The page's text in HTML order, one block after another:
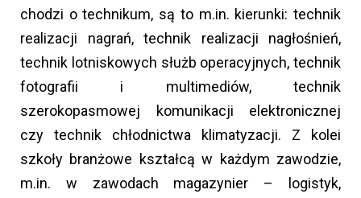
chodzi o technikum, są to m.in. kierunki: technik
realizacji nagrań, technik realizacji nagłośnień,
technik lotniskowych służb operacyjnych, technik
fotografii i multimediów, technik
szerokopasmowej komunikacji elektronicznej
czy technik chłodnictwa klimatyzacji. Z kolei
szkoły branżowe kształcą w każdym zawodzie,
m.in. w zawodach magazynier – logistyk,